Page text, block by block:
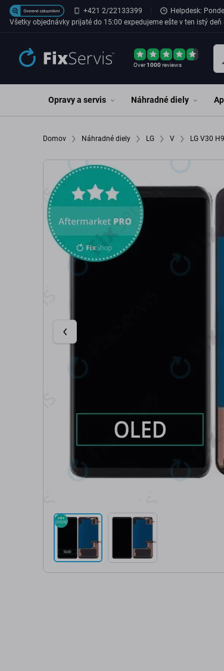
Preskočiť na hlavný obsah+421 2/22133399 Helpdesk:
Všetky objednávky prijaté do 15:00 expedujeme ešte v ten istý
Over1000reviews
Opravy a servis Náhradné diely
Domov Náhradné diely LG V LG V30